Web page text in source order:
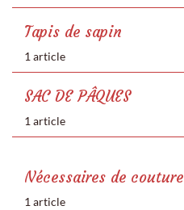
Tapis de sapin
1 article
SAC DE PÂQUES
1 article
Nécessaires de couture
1 article